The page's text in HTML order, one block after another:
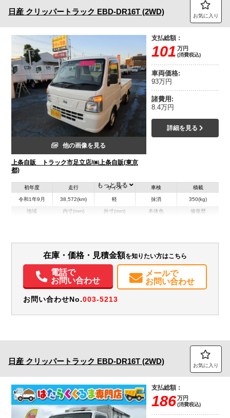
日産 クリッパートラック EBD-DR16T (2WD) お気に入り
他の画像を見る
上条自販 トラック市足立店/㈱上条自販(東京
都)
支払総額：
101 万円
(消費税込)
車両価格:
93万円
諸費用:
8.4万円
詳細を見る
初年度
令和1年9月
走行
38,572(km)
サイズ
軽
車検
抹消
積載
350(kg)
地域 内寸(mm) 外寸(mm) 本体色 修復歴
装備情報
エアコン パワステ ABS
集中ドアロック
記録簿（一部含む）
取扱説明書（一部含む） メンテナンスノート（保証書）
もっと見る
在庫・価格・見積金額を知りたい方はこちら
電話で
お問い合わせ
メールで
お問い合わせ
お問い合わせNo.003-5213
日産 クリッパートラック EBD-DR16T (2WD) お気に入り
支払総額：
186万円
(消費税込)